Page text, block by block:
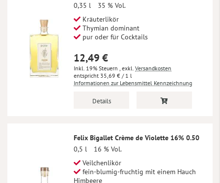
0,35 l
35 % Vol.
Kräuterlikör
Thymian dominant
pur oder für Cocktails
12,49 €
Inkl. 19% Steuern , exkl. Versandkosten
35,69 € / 1 l
Informationen zur Lebensmittel Kennzeichnung
Details
Felix Bigallet Crème de Violette 16% 0.50
0,5 l
16 % Vol.
Veilchenlikör
fein-blumig-fruchtig mit einem Hauch
Himbeere